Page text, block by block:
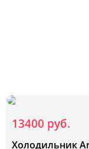
13400 руб.
Холодильник